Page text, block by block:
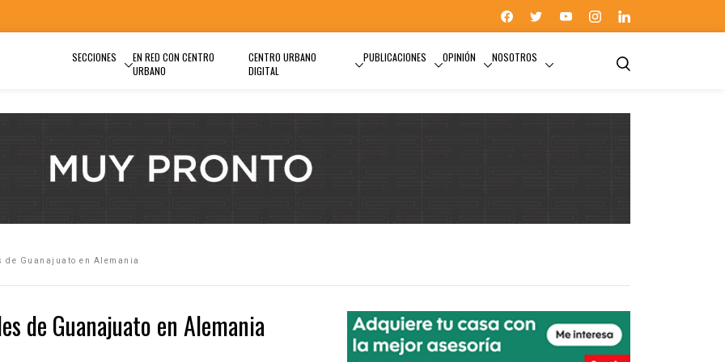
SECCIONES
EN RED CON CENTRO
URBANO
CENTRO URBANO
DIGITAL
PUBLICACIONES OPINIÓN NOSOTROS
Guanajuato en Alemania
de Guanajuato en Alemania